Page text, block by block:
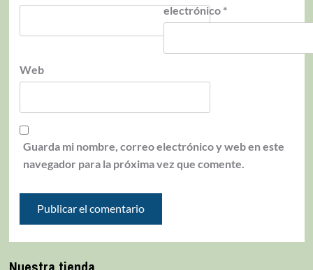
electrónico *
Web
Guarda mi nombre, correo electrónico y web en este
navegador para la próxima vez que comente.